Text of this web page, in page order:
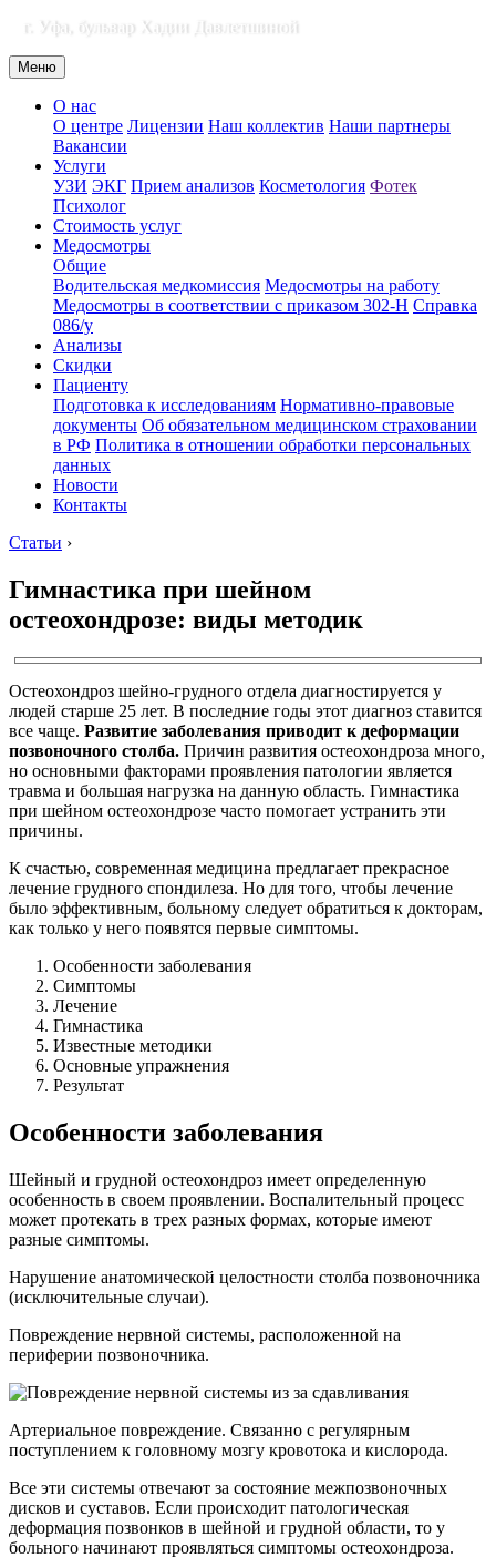
г. Уфа, бульвар Хадии Давлетшиной
Меню
О нас
О центре Лицензии Наш коллектив Наши партнеры
Вакансии
Услуги
УЗИ ЭКГ Прием анализов Косметология Фотек
Психолог
Стоимость услуг
Медосмотры
Общие
Водительская медкомиссия Медосмотры на работу
Медосмотры в соответствии с приказом 302-Н Справка
086/у
Анализы
Скидки
Пациенту
Подготовка к исследованиям Нормативно-правовые
документы Об обязательном медицинском страховании
в РФ Политика в отношении обработки персональных
данных
Новости
Контакты
Статьи ›
Гимнастика при шейном
остеохондрозе: виды методик
Остеохондроз шейно-грудного отдела диагностируется у
людей старше 25 лет. В последние годы этот диагноз ставится
все чаще. Развитие заболевания приводит к деформации
позвоночного столба. Причин развития остеохондроза много,
но основными факторами проявления патологии является
травма и большая нагрузка на данную область. Гимнастика
при шейном остеохондрозе часто помогает устранить эти
причины.
К счастью, современная медицина предлагает прекрасное
лечение грудного спондилеза. Но для того, чтобы лечение
было эффективным, больному следует обратиться к докторам,
как только у него появятся первые симптомы.
Особенности заболевания
Симптомы
Лечение
Гимнастика
Известные методики
Основные упражнения
Результат
Особенности заболевания
Шейный и грудной остеохондроз имеет определенную
особенность в своем проявлении. Воспалительный процесс
может протекать в трех разных формах, которые имеют
разные симптомы.
Нарушение анатомической целостности столба позвоночника
(исключительные случаи).
Повреждение нервной системы, расположенной на
периферии позвоночника.
Артериальное повреждение. Связанно с регулярным
поступлением к головному мозгу кровотока и кислорода.
Все эти системы отвечают за состояние межпозвоночных
дисков и суставов. Если происходит патологическая
деформация позвонков в шейной и грудной области, то у
больного начинают проявляться симптомы остеохондроза.